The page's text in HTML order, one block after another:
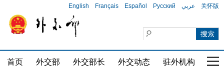
English Français Español Русский عربي 关怀版
首页 外交部 外交部长 外交动态 驻外机构 国